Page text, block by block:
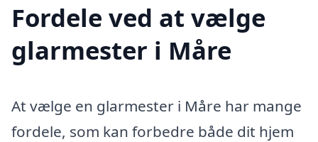
Fordele ved at vælge
glarmester i Måre
At vælge en glarmester i Måre har mange
fordele, som kan forbedre både dit hjem